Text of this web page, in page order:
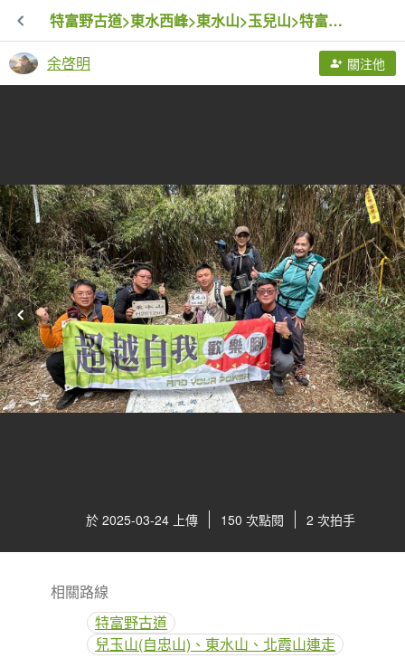
特富野古道>東水西峰>東水山>玉兒山>特富野古道（逆O)
余啓明 關注他
於 2025-03-24 上傳 150 次點閱 2 次拍手
相關路線
特富野古道
兒玉山(自忠山)、東水山、北霞山連走